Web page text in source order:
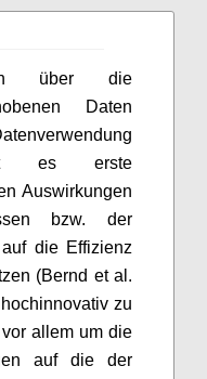
über die
Daten
es erste
Auswirkungen
bzw. der
die Effizienz
(Bernd et al.
zu
allem um die
auf die der